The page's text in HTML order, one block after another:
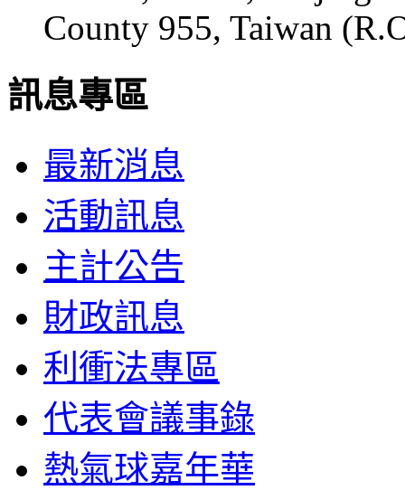
County 955, Taiwan
訊息專區
最新消息
活動訊息
主計公告
財政訊息
利衝法專區
代表會議事錄
熱氣球嘉年華